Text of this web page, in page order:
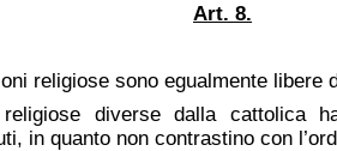
Art. 8.
religiose sono egualmente libere
diverse dalla cattolica
in quanto non contrastino con